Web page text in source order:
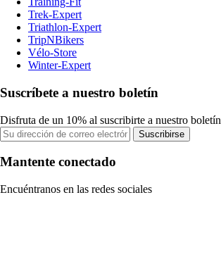
Trek-Expert
Triathlon-Expert
TripNBikers
Vélo-Store
Winter-Expert
Suscríbete a nuestro boletín
Disfruta de un 10% al suscribirte a nuestro boletín
Suscribirse
Mantente conectado
Encuéntranos en las redes sociales